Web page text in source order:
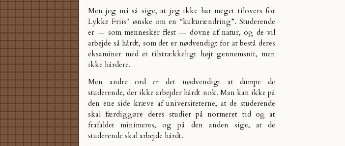
Men jeg må så sige, at jeg ikke har meget tilovers for
Lykke Friis’ ønske om en “kulturændring”. Studerende
er — som mennesker flest — dovne af natur, og de vil
arbejde så hårdt, som det er nødvendigt for at bestå deres
eksaminer med et tilstrækkeligt højt gennemsnit, men
ikke hårdere.
Men andre ord er det nødvendigt at dumpe de
studerende, der ikke arbejder hårdt nok. Man kan ikke på
den ene side kræve af universiteterne, at de studerende
skal færdiggøre deres studier på normeret tid og at
frafaldet minimeres, og på den anden sige, at de
studerende skal arbejde hårdt.